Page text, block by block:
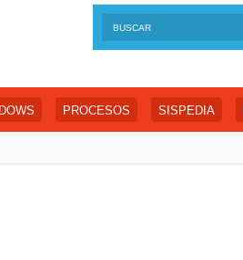
PROCESOS SISPEDIA